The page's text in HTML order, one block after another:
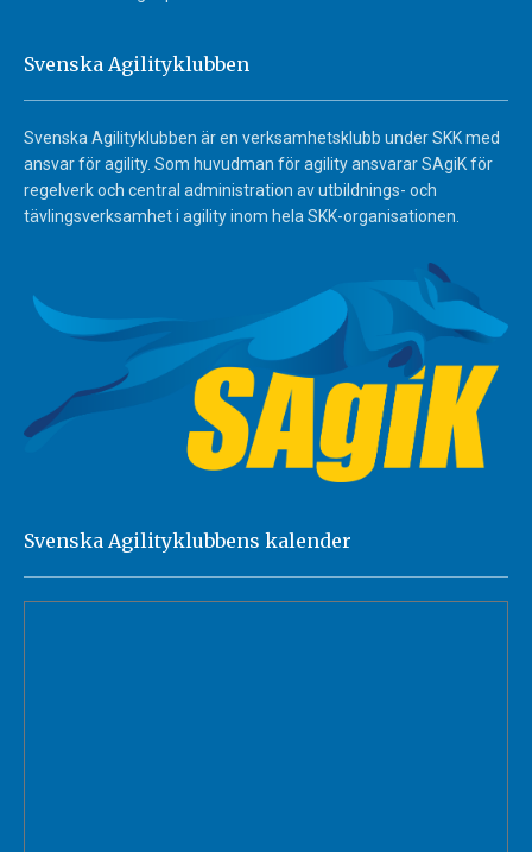
Svenska Agilityklubben
Svenska Agilityklubben är en verksamhetsklubb under SKK med
ansvar för agility. Som huvudman för agility ansvarar SAgiK för
regelverk och central administration av utbildnings- och
tävlingsverksamhet i agility inom hela SKK-organisationen.
Svenska Agilityklubbens kalender